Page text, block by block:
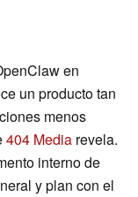
en
un producto tan
menos
404 Media revela.
interno de
y plan con el